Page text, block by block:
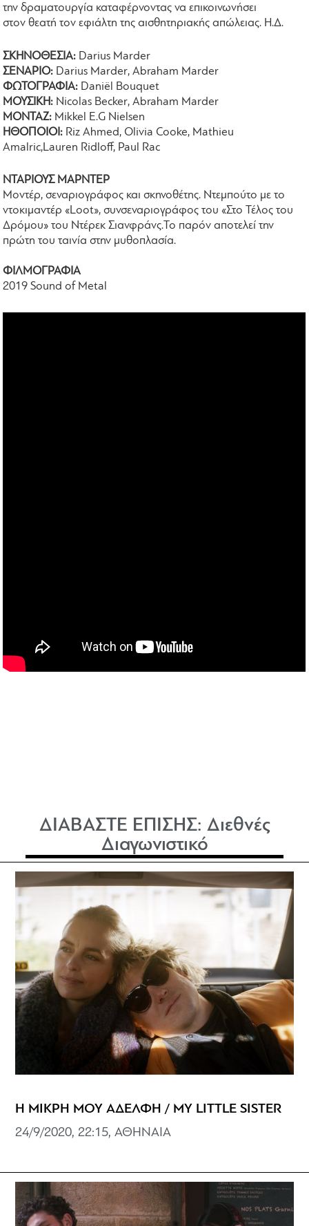
την δραματουργία καταφέρνοντας να επικοινωνήσει
στον θεατή τον εφιάλτη της αισθητηριακής απώλειας. Η.Δ.
ΣΚΗΝΟΘΕΣΙΑ: Darius Marder
ΣΕΝΑΡΙΟ: Darius Marder, Abraham Marder
ΦΩΤΟΓΡΑΦΙΑ: Daniël Bouquet
ΜΟΥΣΙΚΗ: Nicolas Becker, Abraham Marder
ΜΟΝΤΑΖ: Mikkel E.G Nielsen
ΗΘΟΠΟΙΟΙ: Riz Ahmed, Olivia Cooke, Mathieu
Amalric,Lauren Ridloff, Paul Rac
ΝΤΑΡΙΟΥΣ ΜΑΡΝΤΕΡ
Μοντέρ, σεναριογράφος και σκηνοθέτης. Ντεμπούτο με το
ντοκιμαντέρ «Loot», συνσεναριογράφος του «Στο Τέλος του
Δρόμου» του Ντέρεκ Σιανφράνς.Το παρόν αποτελεί την
πρώτη του ταινία στην μυθοπλασία.
ΦΙΛΜΟΓΡΑΦΙΑ
2019 Sound of Metal
ΔΙΑΒΑΣΤΕ ΕΠΙΣΗΣ: Διεθνές
Διαγωνιστικό
Η ΜΙΚΡΗ ΜΟΥ ΑΔΕΛΦΗ / MY LITTLE SISTER
24/9/2020, 22:15, ΑΘΗΝΑΙΑ